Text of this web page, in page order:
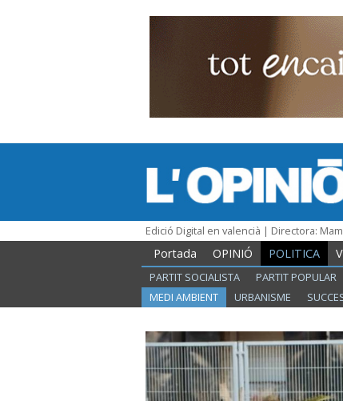
Edició Digital en valencià | Directora:
Portada OPINIÓ POLITICA
PARTIT SOCIALISTA PARTIT POPULAR
MEDI AMBIENT
URBANISME